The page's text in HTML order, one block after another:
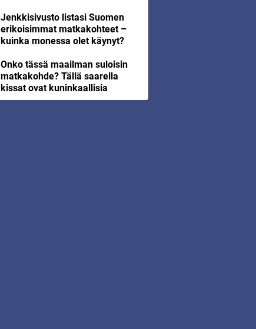
Jenkkisivusto listasi Suomen
erikoisimmat matkakohteet –
kuinka monessa olet käynyt?
Onko tässä maailman suloisin
matkakohde? Tällä saarella
kissat ovat kuninkaallisia